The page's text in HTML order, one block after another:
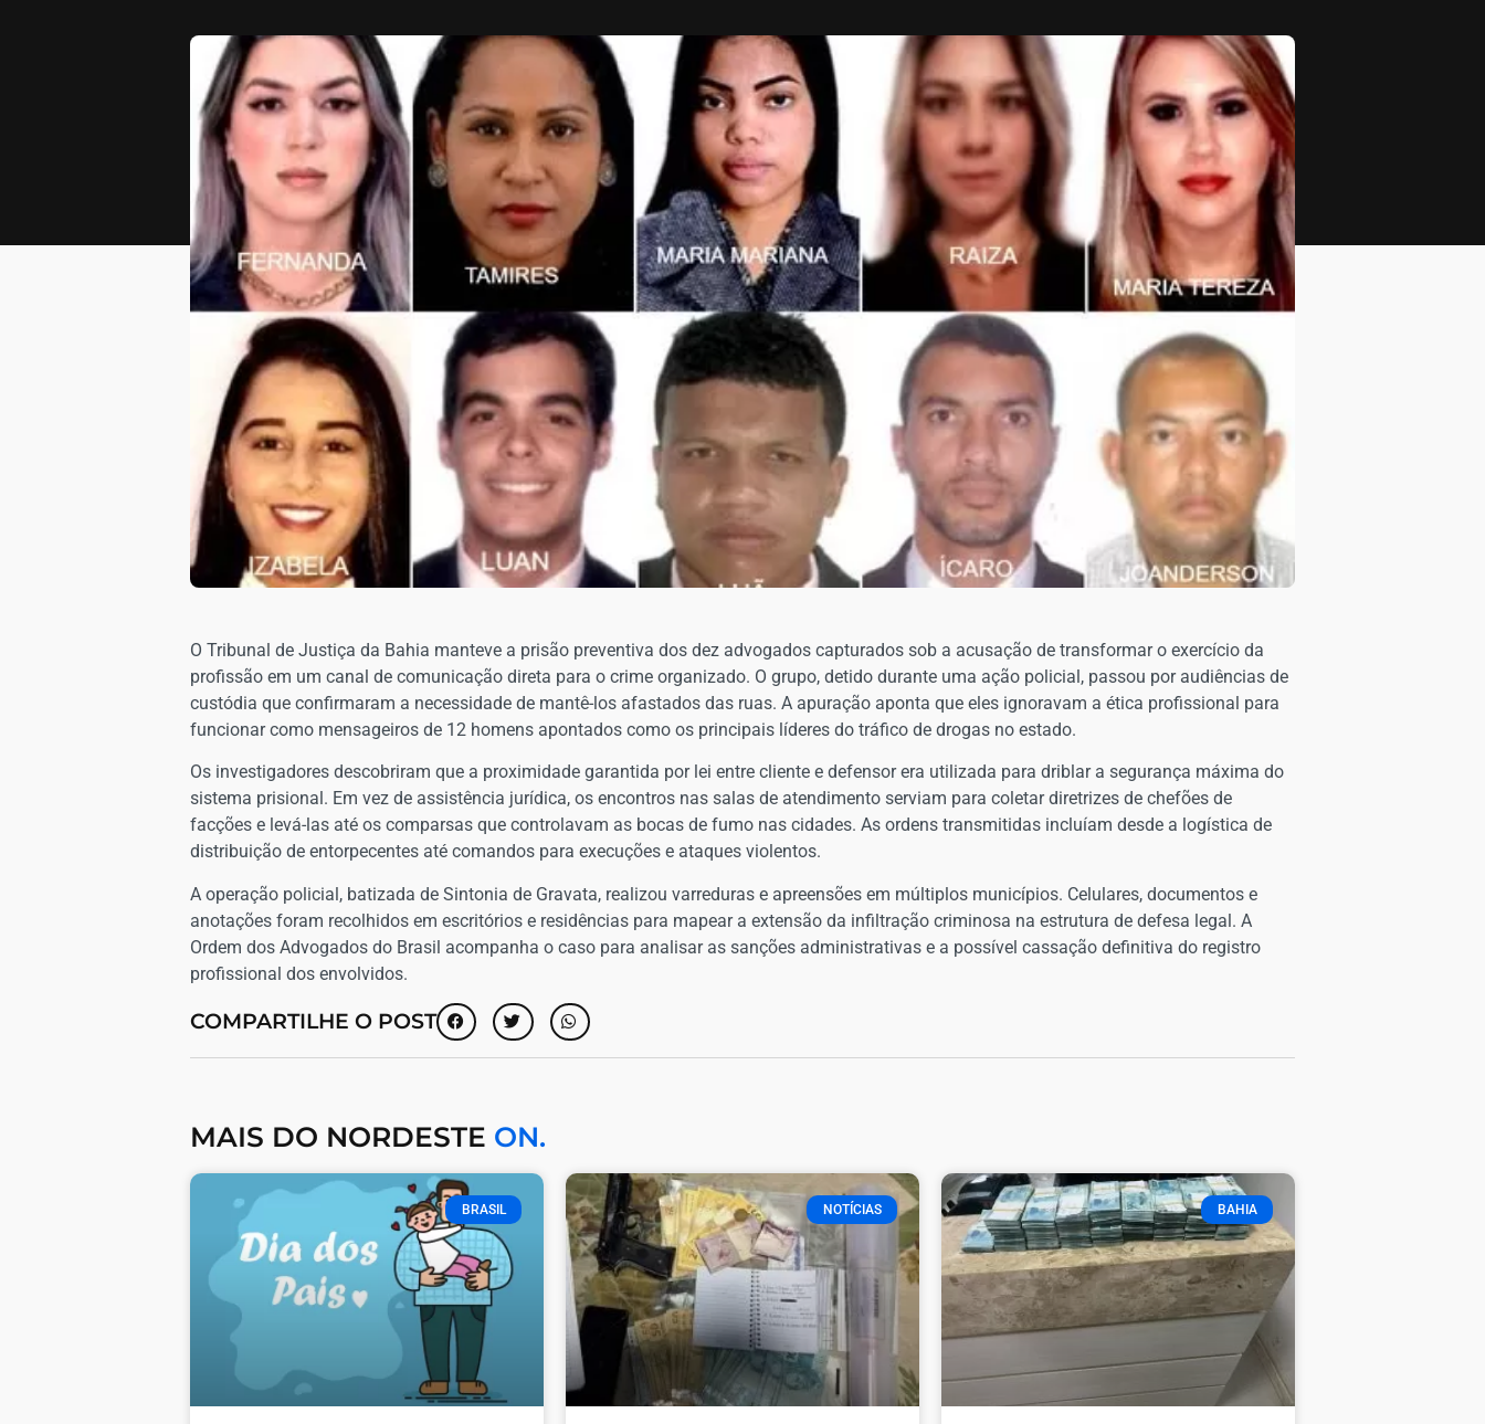
​O Tribunal de Justiça da Bahia manteve a prisão preventiva dos dez advogados capturados sob a acusação de transformar o exercício da
profissão em um canal de comunicação direta para o crime organizado. O grupo, detido durante uma ação policial, passou por audiências de
custódia que confirmaram a necessidade de mantê-los afastados das ruas. A apuração aponta que eles ignoravam a ética profissional para
funcionar como mensageiros de 12 homens apontados como os principais líderes do tráfico de drogas no estado.
​Os investigadores descobriram que a proximidade garantida por lei entre cliente e defensor era utilizada para driblar a segurança máxima do
sistema prisional. Em vez de assistência jurídica, os encontros nas salas de atendimento serviam para coletar diretrizes de chefões de
facções e levá-las até os comparsas que controlavam as bocas de fumo nas cidades. As ordens transmitidas incluíam desde a logística de
distribuição de entorpecentes até comandos para execuções e ataques violentos.
​A operação policial, batizada de Sintonia de Gravata, realizou varreduras e apreensões em múltiplos municípios. Celulares, documentos e
anotações foram recolhidos em escritórios e residências para mapear a extensão da infiltração criminosa na estrutura de defesa legal. A
Ordem dos Advogados do Brasil acompanha o caso para analisar as sanções administrativas e a possível cassação definitiva do registro
profissional dos envolvidos.
COMPARTILHE O POST
MAIS DO NORDESTE ON.
BRASIL NOTÍCIAS BAHIA